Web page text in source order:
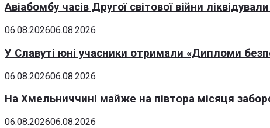
Авіабомбу часів Другої світової війни
06.08.202606.08.2026
У Славуті юні учасники отримали «Дипломи
06.08.202606.08.2026
На Хмельниччині майже на півтора місяця
06.08.202606.08.2026